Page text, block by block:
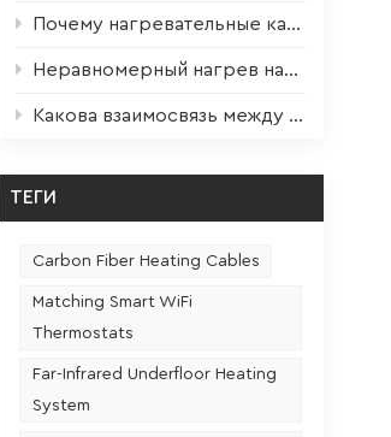
Почему нагревательные кабели служат в 3 раза дольше? Ключевой фактор раскрыт!
Неравномерный нагрев нагревательной пленки? Решение всего в одном шаге!
Какова взаимосвязь между частотой использования и сроком службы сиденья с подогревом?
ТЕГИ
Carbon Fiber Heating Cables
Matching Smart WiFi
Thermostats
Far-Infrared Underfloor Heating
System